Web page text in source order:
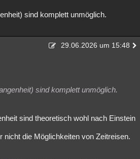
sind komplett unmöglich.
29.06.2026 um 15:48
sind komplett unmöglich.
sind theoretisch wohl nach Einstein
nicht die Möglichkeiten von Zeitreisen.